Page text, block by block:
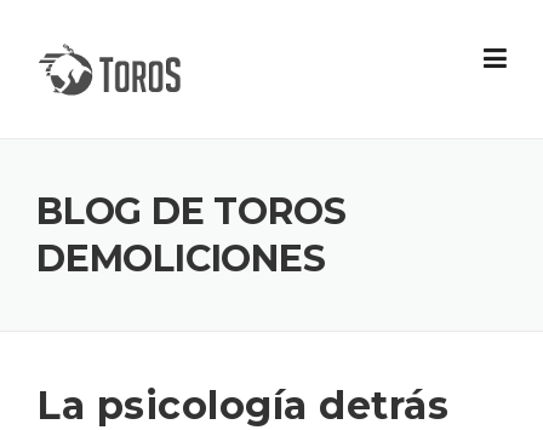
content
BLOG DE TOROS
DEMOLICIONES
La psicología detrás